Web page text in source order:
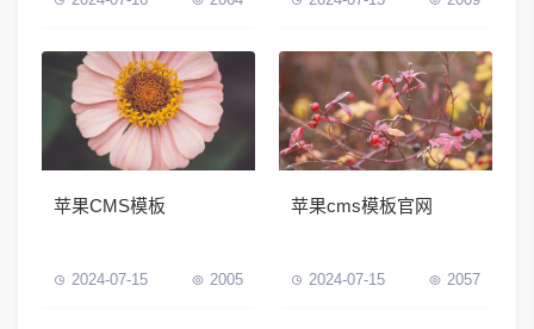
苹果CMS模板
2024-07-15 2005
苹果cms模板官网
2024-07-15 2057